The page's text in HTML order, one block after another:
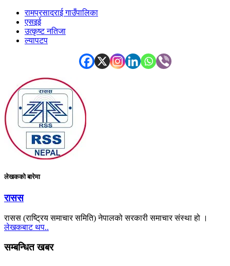
रामप्रसादराई गाउँपालिका
एसइई
उत्कृष्ट नतिजा
ल्यापटप
लेखकको बारेमा
रासस
रासस (राष्ट्रिय समाचार समिति) नेपालको सरकारी समाचार संस्था हो ।
लेखकबाट थप..
सम्बन्धित खबर